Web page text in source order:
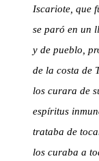
Iscariote, que
se paró en un
y de pueblo,
de la costa de
los curara de
espíritus
trataba de
los curaba a